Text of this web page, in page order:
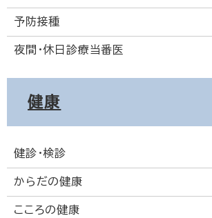
予防接種
夜間・休日診療当番医
健康
健診・検診
からだの健康
こころの健康